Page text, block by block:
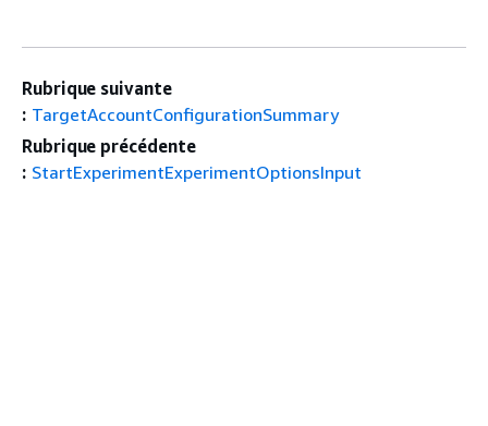
Rubrique suivante
: TargetAccountConfigurationSummary
Rubrique précédente
: StartExperimentExperimentOptionsInput